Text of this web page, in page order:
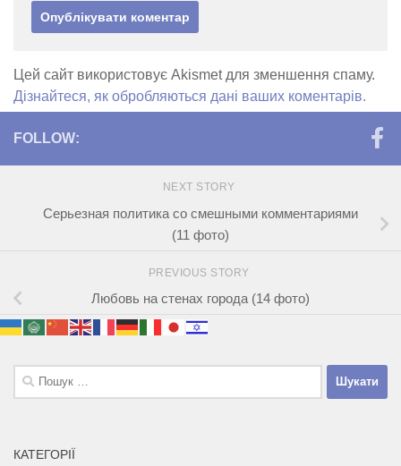
Цей сайт використовує Akismet для зменшення спаму.
Дізнайтеся, як обробляються дані ваших коментарів.
FOLLOW:
NEXT STORY
Серьезная политика со смешными комментариями
(11 фото)
PREVIOUS STORY
Любовь на стенах города (14 фото)
Пошук:
КАТЕГОРІЇ